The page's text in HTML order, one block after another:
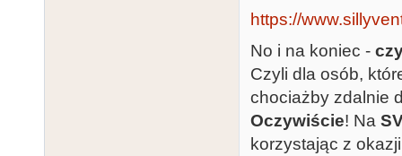
https://
No i na koniec -
Czyli dla osób,
chociażby zdalnie
Oczywiście! Na
korzystając z